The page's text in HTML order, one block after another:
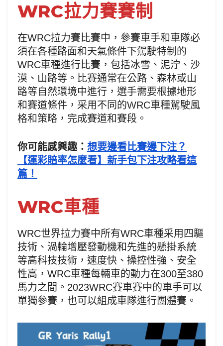
WRC拉力賽賽制
在WRC拉力賽比賽中，參賽車手和車隊必
須在各種路面和天氣條件下駕駛特制的
WRC車種進行比賽，包括冰雪、泥泞、沙
漠、山路等。比賽通常在公路、森林或山
路等自然環境中進行，選手需要根據地形
和賽道條件，采用不同的WRC車種駕駛風
格和策略，完成賽道和賽段。
你可能感興趣： 想要邊看比賽邊下注？
【運彩賠率怎麼看】新手包下注攻略看這
篇！
WRC車種
WRC世界拉力賽中所有WRC車種采用四驅
技術、渦輪增壓發動機和先進的懸掛系統
等高科技技術，速度快、操控性強、安全
性高，WRC車種每輛車的動力在300至380
馬力之間。2023WRC賽車賽中的車手可以
單獨參賽，也可以組成車隊進行團體賽。